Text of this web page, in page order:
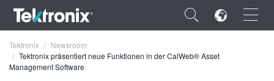
×
Tektronix
Newsroom
Tektronix präsentiert neue Funktionen in der CalWeb® Asset
Management Software